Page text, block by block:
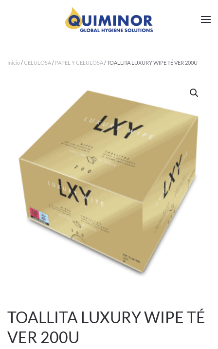
Ir al contenido principal
Inicio/CELULOSA/ PAPEL Y CELULOSA/ TOALLITA LUXURY WIPE TÉ VER 200U
TOALLITA LUXURY WIPE TÉ
VER 200U